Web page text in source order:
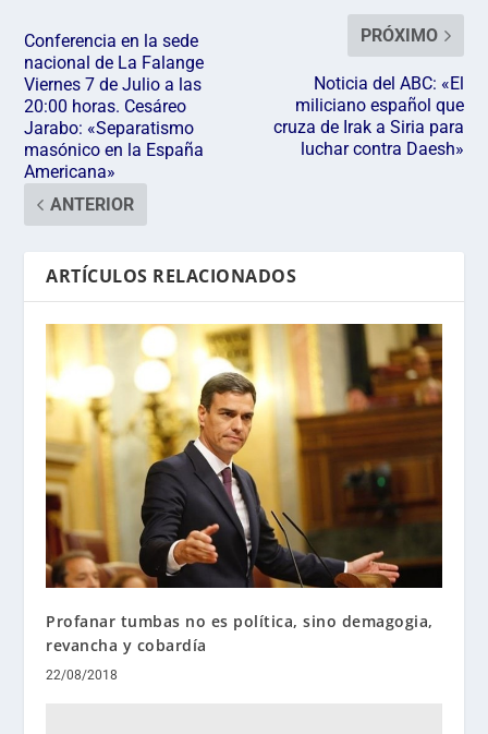
Conferencia en la sede
nacional de La Falange
Viernes 7 de Julio a las
20:00 horas. Cesáreo
Jarabo: «Separatismo
masónico en la España
Americana»
ANTERIOR
PRÓXIMO
Noticia del ABC: «El
miliciano español que
cruza de Irak a Siria para
luchar contra Daesh»
ARTÍCULOS RELACIONADOS
Profanar tumbas no es política, sino demagogia,
revancha y cobardía
22/08/2018